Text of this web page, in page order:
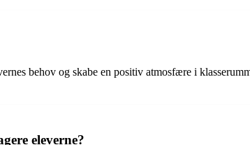
behov og skabe en positiv atmosfære i
eleverne?